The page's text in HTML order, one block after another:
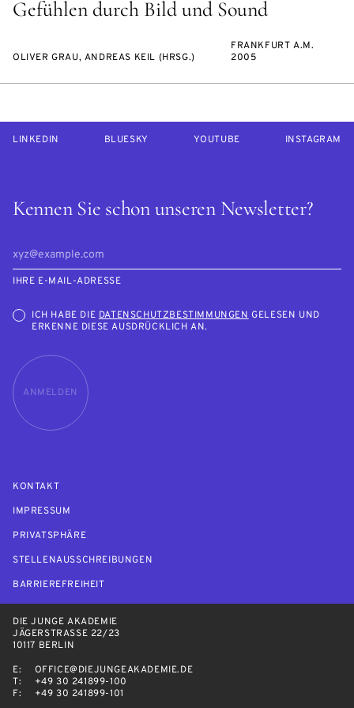
Gefühlen durch Bild und Sound
OLIVER GRAU, ANDREAS KEIL (HRSG.)
FRANKFURT A.M.
2005
Kennen Sie schon unseren Newsletter?
IHRE E-MAIL-ADRESSE
ICH HABE DIE DATENSCHUTZBESTIMMUNGEN GELESEN UND
ERKENNE DIESE AUSDRÜCKLICH AN.
ANMELDEN
LINKEDIN BLUESKY YOUTUBE INSTAGRAM
KONTAKT
IMPRESSUM
PRIVATSPHÄRE
STELLENAUSSCHREIBUNGEN
BARRIEREFREIHEIT
DIE JUNGE AKADEMIE
JÄGERSTRASSE 22/23
10117 BERLIN
E:
OFFICE@DIEJUNGEAKADEMIE.DE
T:
+49 30 241899-100
F:
+49 30 241899-101